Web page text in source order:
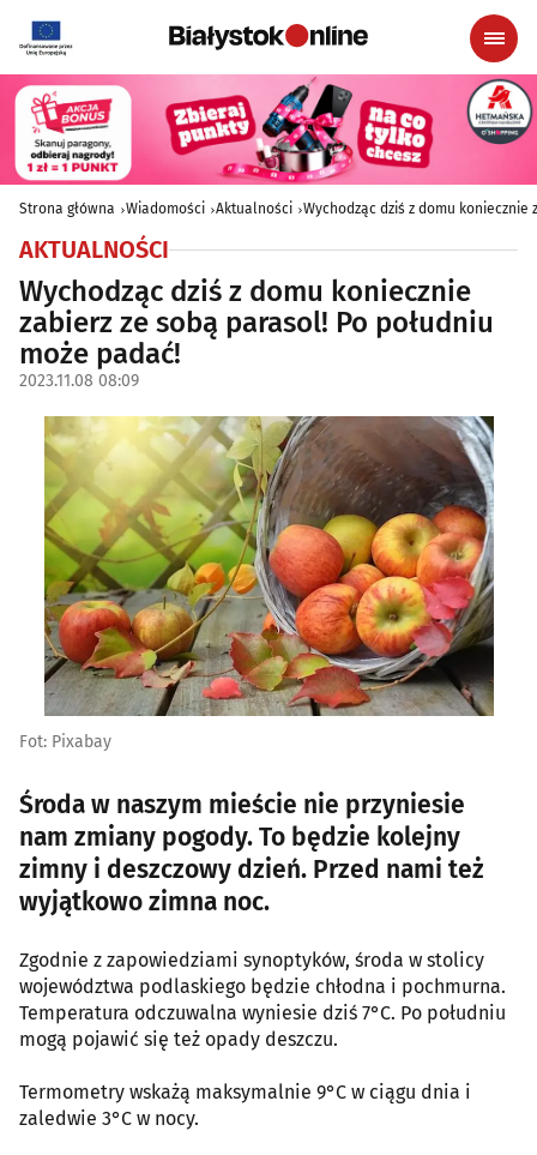
Strona główna Wiadomości Aktualności Wychodząc dziś z domu
AKTUALNOŚCI
Wychodząc dziś z domu koniecznie
zabierz ze sobą parasol! Po południu
może padać!
2023.11.08 08:09
Fot: Pixabay
Środa w naszym mieście nie przyniesie
nam zmiany pogody. To będzie kolejny
zimny i deszczowy dzień. Przed nami też
wyjątkowo zimna noc.
Zgodnie z zapowiedziami synoptyków, środa w stolicy
województwa podlaskiego będzie chłodna i pochmurna.
Temperatura odczuwalna wyniesie dziś 7°C. Po południu
mogą pojawić się też opady deszczu.
Termometry wskażą maksymalnie 9°C w ciągu dnia i
zaledwie 3°C w nocy.